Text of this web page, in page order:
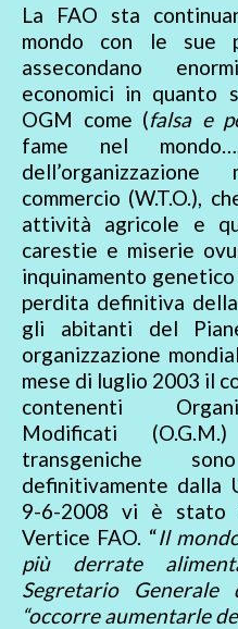
La FAO sta
mondo con le sue
assecondano
economici in quanto
OGM come (falsa e
fame nel
commercio (W.T.O.),
attività agricole e
carestie e miserie
inquinamento
perdita definitiva
gli abitanti del
organizzazione
mese di luglio 2003 il
contenenti
Modificati
transgeniche
definitivamente dalla
9-6-2008 vi è stato
Vertice FAO. “Il
più derrate
Segretario Generale
“occorre aumentarle